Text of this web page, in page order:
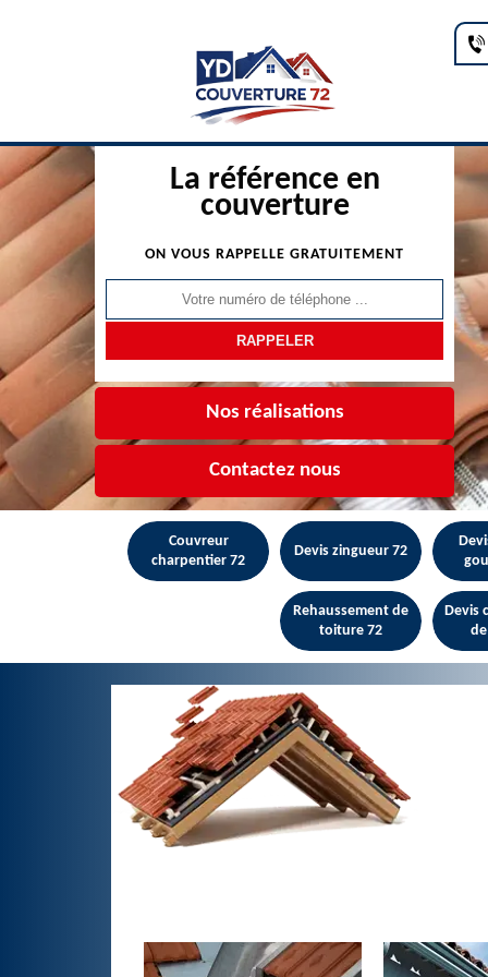
La référence en
couverture
ON VOUS RAPPELLE GRATUITEMENT
Nos réalisations
Contactez nous
Couvreur
charpentier 72
Devis zingueur 72
Rehaussement de
toiture 72
Devis